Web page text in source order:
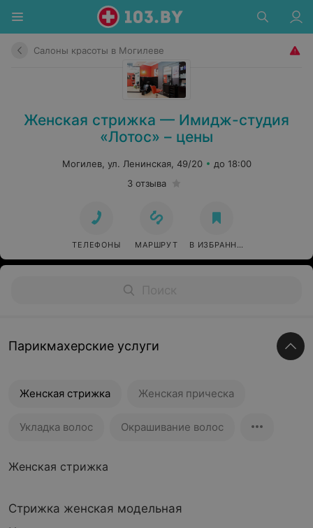
Салоны красоты в Могилеве
Женская стрижка — Имидж-студия
«Лотос» – цены
Могилев, ул. Ленинская, 49/20
до 18:00
3 отзыва
ТЕЛЕФОНЫ МАРШРУТ В ИЗБРАННОЕ
Парикмахерские услуги
Женская стрижка Женская прическа
Укладка волос Окрашивание волос
Женская стрижка
Стрижка женская модельная